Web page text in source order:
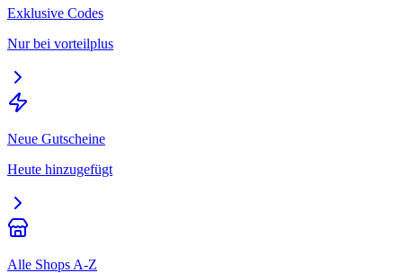
Exklusive Codes
Nur bei vorteilplus
Neue Gutscheine
Heute hinzugefügt
Alle Shops A-Z